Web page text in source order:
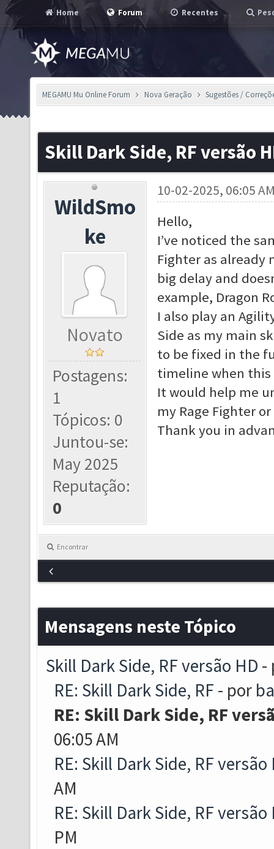
Home Forum Recentes
MEGAMU Mu Online Forum Nova Geração Sugestões /
Skill Dark Side, RF versão
WildSmo
ke
Novato
Postagens:
1
Tópicos: 0
Juntou-se:
May 2025
Reputação:
0
10-02-2025, 06:05
Hello,
I’ve noticed the
Fighter as already
big delay and
example, Dragon
I also play an
Side as my main
to be fixed in the
timeline when this
It would help me
my Rage Fighter
Thank you in
Encontrar
Mensagens neste Tópico
Skill Dark Side, RF versão HD -
RE: Skill Dark Side, RF - por
RE: Skill Dark Side, RF
06:05 AM
RE: Skill Dark Side, RF versão
AM
RE: Skill Dark Side, RF versão
PM